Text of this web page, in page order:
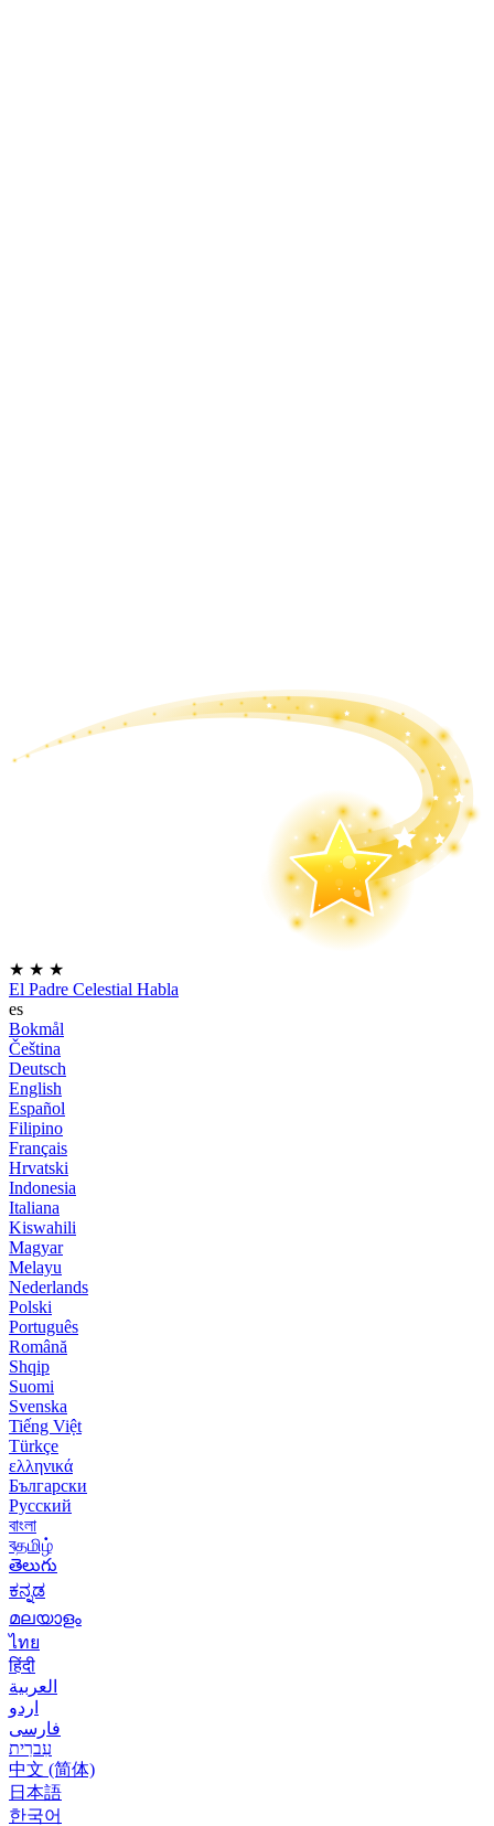
★ ★ ★
El Padre Celestial Habla
es
Bokmål
Čeština
Deutsch
English
Español
Filipino
Français
Hrvatski
Indonesia
Italiana
Kiswahili
Magyar
Melayu
Nederlands
Polski
Português
Română
Shqip
Suomi
Svenska
Tiếng Việt
Türkçe
ελληνικά
Български
Русский
বাংলা
বதமிழ்
తెలుగు
ಕನ್ನಡ
മലയാളം
ไทย
हिंदी
العربية
اردو
فارسی
עִברִית
中文 (简体)
日本語
한국어